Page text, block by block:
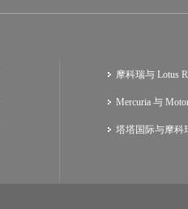
摩科瑞与 Lotus
Mercuria 与
塔塔国际与摩